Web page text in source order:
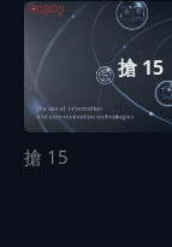
搶 15
搶 15